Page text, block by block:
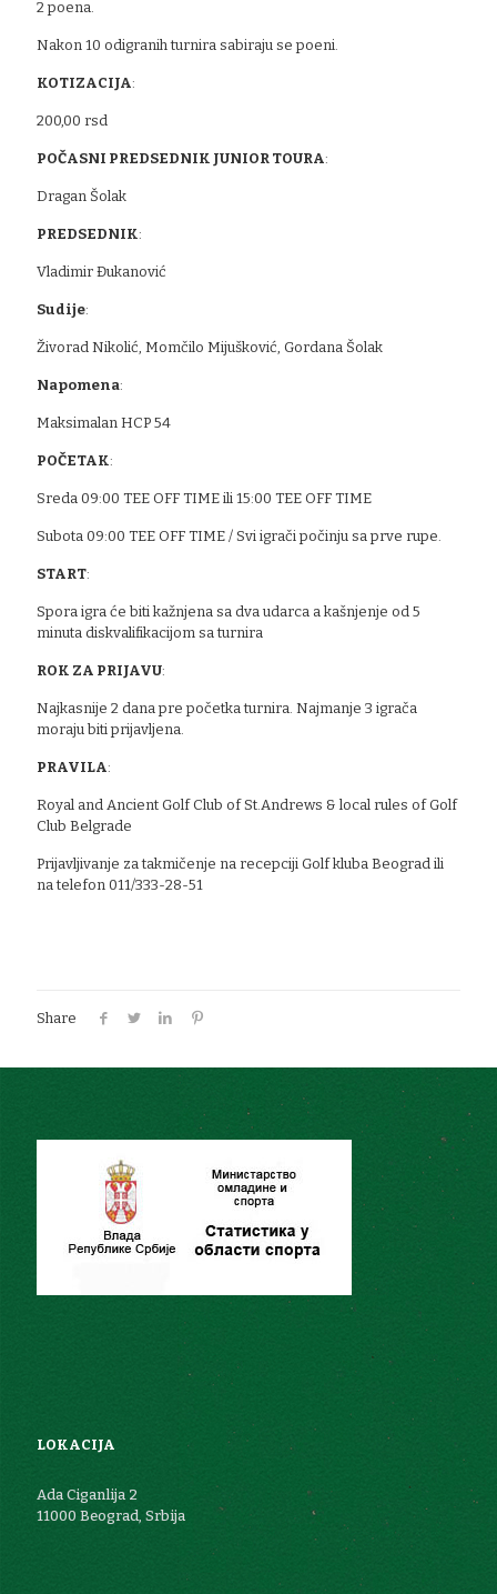
2 poena.
Nakon 10 odigranih turnira sabiraju se poeni.
KOTIZACIJA:
200,00 rsd
POČASNI PREDSEDNIK JUNIOR TOURA:
Dragan Šolak
PREDSEDNIK:
Vladimir Đukanović
Sudije:
Živorad Nikolić, Momčilo Mijušković, Gordana Šolak
Napomena:
Maksimalan HCP 54
POČETAK:
Sreda 09:00 TEE OFF TIME ili 15:00 TEE OFF TIME
Subota 09:00 TEE OFF TIME / Svi igrači počinju sa prve rupe.
START:
Spora igra će biti kažnjena sa dva udarca a kašnjenje od 5
minuta diskvalifikacijom sa turnira
ROK ZA PRIJAVU:
Najkasnije 2 dana pre početka turnira. Najmanje 3 igrača
moraju biti prijavljena.
PRAVILA:
Royal and Ancient Golf Club of St.Andrews & local rules of Golf
Club Belgrade
Prijavljivanje za takmičenje na recepciji Golf kluba Beograd ili
na telefon 011/333-28-51
Share
LOKACIJA
Ada Ciganlija 2
11000 Beograd, Srbija